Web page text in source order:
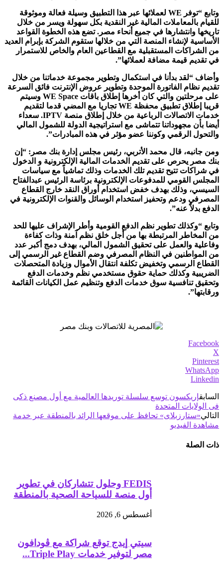
وتابع “توفر WE لعملائها عبر هذا التطبيق وسيلة فعالة وموثوقة
للقيام بالمعاملات المالية غير النقدية بكل سهولة ويسر من خلال
تاريخها وانتشارها في جميع أنحاء مصر. تضع هذه الخطوة القواعد
الأساسية لإنشاء المنصة التي من خلالها ستقوم الشركة بإبرام العديد
من الشراكات المستقبلية مع القطاعين العام والخاص للاستمرار
في تقديم قيمة مضافة لعملائها”.
وأضاف “لقد بدأنا في استكمال وتطوير مجموعة خدماتنا من خلال
تقديم نظام الفاتورة الموحدة وتطوير عروض الإنترنت فائق السرعة
على مرحلتين والتي كان أخرها إطلاق باقات WE Space وسيتم
قريبا إطلاق تطبيق محفظة WEتجاريا مع المضي قدما لتقديم
خدمات الاتصالات الرباعية من خلال إطلاق منصة IPTV. سعداء
أيضا بأن مجهوداتنا تتماشى مع استراتيجية الدولة للشمول المالي
والتحول الرقمي وكوننا عضو مؤثر في هذه المبادرات”.
ومن جانبه، قال محمد الأتربي، رئيس مجلس إدارة بنك مصر: “إن
بنك مصر يحرص على تقديم الخدمات المالية الإلكترونية و الدخول
في شراكات تتيح تقديم تلك الخدمات وذلك تماشياً مع سياسات
المجلس القومي للمدفوعات الإلكترونية برئاسة الرئيس عبدالفتاح
السيسي، وذلك بهدف خفض استخدام أوراق النقد خارج القطاع
المصرفي ودعم وتحفيز استخدام الوسائل والقنوات الإلكترونية في
الدفع بدلاً عنه”.
وتابع “وكذلك تطوير نظم الدفع القومية وأطر الإشراف عليها للحد
من المخاطر المرتبطة بها من أجل خلق نظم آمنة وذات كفاءة
وفاعلية والعمل على تحقيق الشمول المالي، بهدف دمج أكبر عدد
من المواطنين في النظام المصرفي وضم القطاع غير الرسمي إلى
القطاع الرسمي وتخفيض تكلفة انتقال الأموال وزيادة المتحصلات
الضريبية وكذلك حماية حقوق مستخدمي نظم وخدمات الدفع
وتحقيق تنافسية سوق خدمات الدفع وتنظيم عمل الكيانات القائمة
ورقابتها”.
Facebook
X
Pinterest
WhatsApp
Linkedin
السابقإريكسون توسع سلسلة توريدها العالمية مع أول مصنع ذكى
فى الولايات المتحدة
التالي«ستارزبلاى» تحافظ على موقعها الرائد بالمنطقة عبر خدمة
مشاهدة الفيديو
ذات الصلة
FEDIS وحلول تتشاركان في تطوير
أول منصة للسياحة الصحية بالمنطقة
أغسطس 6, 2026
سيتي إيدج توقع شراكة مع ڤودافون
مصر لتوفير خدمات Triple Play...